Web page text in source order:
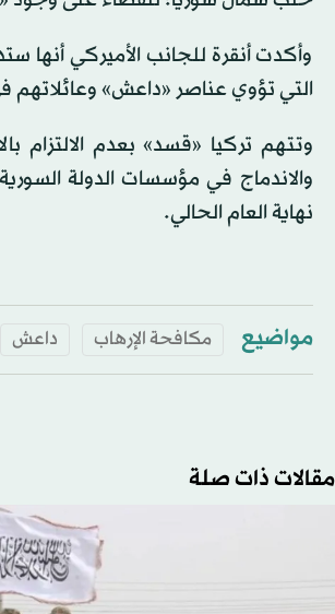
وأكدت أنقرة للجانب الأميركي أنها
التي تؤوي عناصر «داعش»
والاندماج في مؤسسات الدولة
نهاية العام الحالي.
مواضيع مكافحة الإرهاب داعش
مقالات ذات صلة